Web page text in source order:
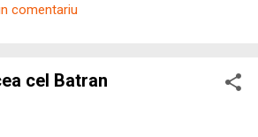
socială dinamică și de o libertate
romani ( cives Romani ) în
ritmul procesului de rom...
comentariu
cel Batran